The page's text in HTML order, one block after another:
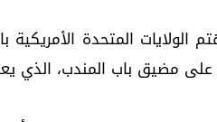
الولايات المتحدة الأمريكية
على مضيق باب المندب، الذي